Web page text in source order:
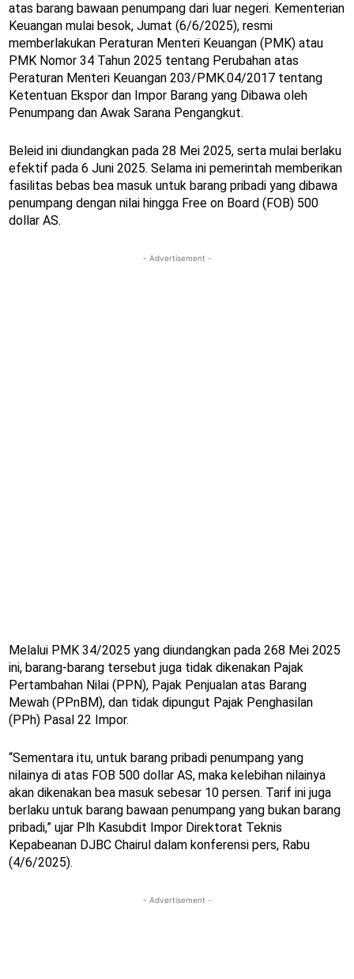
atas barang bawaan penumpang dari luar negeri. Kementerian
Keuangan mulai besok, Jumat (6/6/2025), resmi
memberlakukan Peraturan Menteri Keuangan (PMK) atau
PMK Nomor 34 Tahun 2025 tentang Perubahan atas
Peraturan Menteri Keuangan 203/PMK.04/2017 tentang
Ketentuan Ekspor dan Impor Barang yang Dibawa oleh
Penumpang dan Awak Sarana Pengangkut.
Beleid ini diundangkan pada 28 Mei 2025, serta mulai berlaku
efektif pada 6 Juni 2025. Selama ini pemerintah memberikan
fasilitas bebas bea masuk untuk barang pribadi yang dibawa
penumpang dengan nilai hingga Free on Board (FOB) 500
dollar AS.
- Advertisement -
Melalui PMK 34/2025 yang diundangkan pada 268 Mei 2025
ini, barang-barang tersebut juga tidak dikenakan Pajak
Pertambahan Nilai (PPN), Pajak Penjualan atas Barang
Mewah (PPnBM), dan tidak dipungut Pajak Penghasilan
(PPh) Pasal 22 Impor.
“Sementara itu, untuk barang pribadi penumpang yang
nilainya di atas FOB 500 dollar AS, maka kelebihan nilainya
akan dikenakan bea masuk sebesar 10 persen. Tarif ini juga
berlaku untuk barang bawaan penumpang yang bukan barang
pribadi,” ujar Plh Kasubdit Impor Direktorat Teknis
Kepabeanan DJBC Chairul dalam konferensi pers, Rabu
(4/6/2025).
- Advertisement -